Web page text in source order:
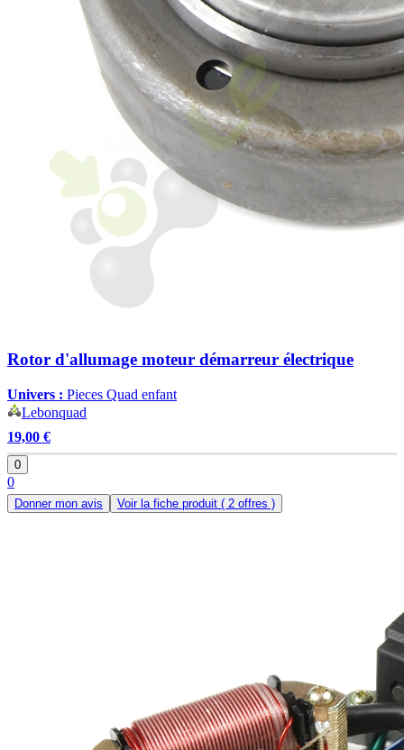
Rotor d'allumage moteur démarreur électrique
Univers : Pieces Quad enfant
Lebonquad
19,00 €
0
0
Donner mon avis Voir la fiche produit ( 2 offres )